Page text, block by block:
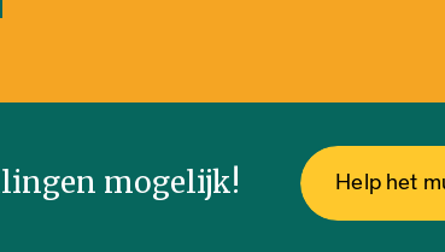
mogelijk! Help het